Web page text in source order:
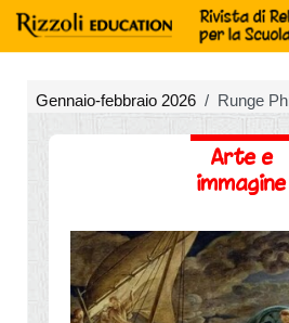
Gennaio-febbraio 2026 Runge
Arte e
immagine